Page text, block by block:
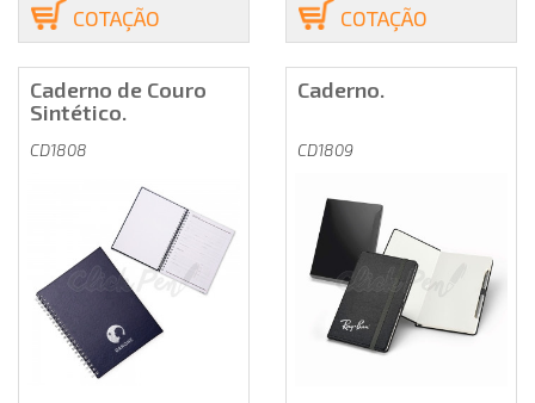
COTAÇÃO COTAÇÃO
Caderno de Couro
Sintético.
CD1808
Caderno.
CD1809